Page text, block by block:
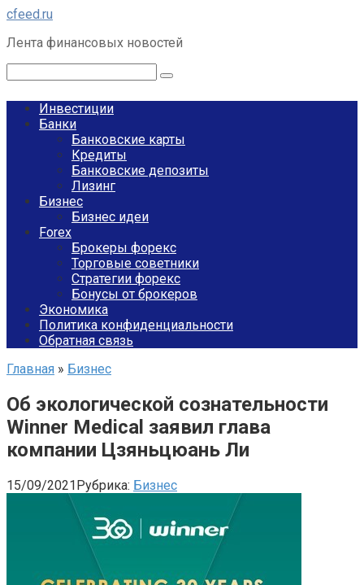
Перейти
контенту
cfeed.ru
Лента финансовых новостей
Инвестиции
Банки
Банковские карты
Кредиты
Банковские депозиты
Лизинг
Бизнес
Бизнес идеи
Forex
Брокеры форекс
Торговые советники
Стратегии форекс
Бонусы от брокеров
Экономика
Политика конфиденциальности
Обратная связь
Главная » Бизнес
Об экологической сознательности
Winner Medical заявил глава
компании Цзяньцюань Ли
15/09/2021Рубрика: Бизнес